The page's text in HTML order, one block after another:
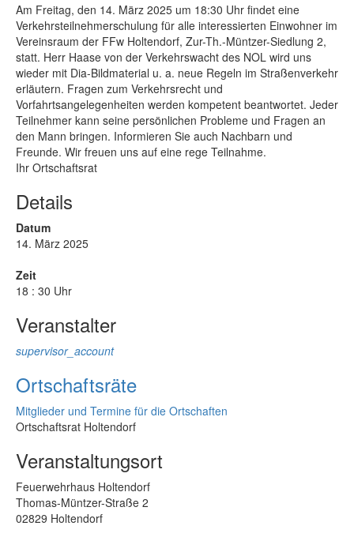
Am Freitag, den 14. März 2025 um 18:30 Uhr findet eine
Verkehrsteilnehmerschulung für alle interessierten Einwohner im
Vereinsraum der FFw Holtendorf, Zur-Th.-Müntzer-Siedlung 2,
statt. Herr Haase von der Verkehrswacht des NOL wird uns
wieder mit Dia-Bildmaterial u. a. neue Regeln im Straßenverkehr
erläutern. Fragen zum Verkehrsrecht und
Vorfahrtsangelegenheiten werden kompetent beantwortet. Jeder
Teilnehmer kann seine persönlichen Probleme und Fragen an
den Mann bringen. Informieren Sie auch Nachbarn und
Freunde. Wir freuen uns auf eine rege Teilnahme.
Ihr Ortschaftsrat
Details
Datum
14. März 2025
Zeit
18 : 30 Uhr
Veranstalter
supervisor_account
Ortschaftsräte
Mitglieder und Termine für die Ortschaften
Ortschaftsrat Holtendorf
Veranstaltungsort
Feuerwehrhaus Holtendorf
Thomas-Müntzer-Straße 2
02829 Holtendorf